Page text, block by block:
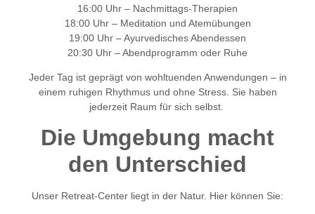
16:00 Uhr – Nachmittags-Therapien
18:00 Uhr – Meditation und Atemübungen
19:00 Uhr – Ayurvedisches Abendessen
20:30 Uhr – Abendprogramm oder Ruhe
Jeder Tag ist geprägt von wohltuenden Anwendungen – in
einem ruhigen Rhythmus und ohne Stress. Sie haben
jederzeit Raum für sich selbst.
Die Umgebung macht
den Unterschied
Unser Retreat-Center liegt in der Natur. Hier können Sie: